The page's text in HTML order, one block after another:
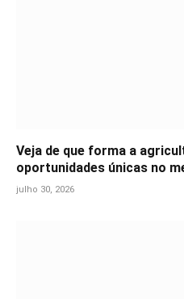
Veja de que forma a
oportunidades únicas no
julho 30, 2026